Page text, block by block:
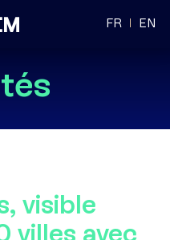
FR EN
visible
villes avec